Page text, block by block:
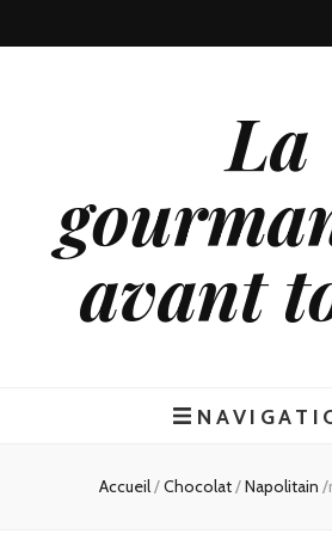
La
avant
Accueil/Chocolat/Napolitain /